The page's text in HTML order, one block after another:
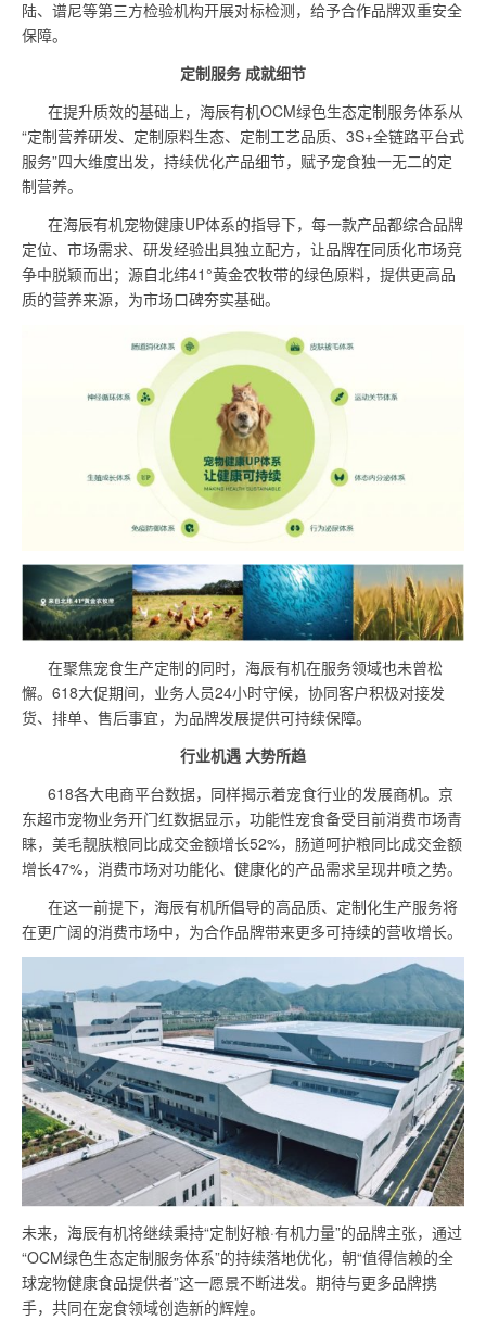
陆、谱尼等第三方检验机构开展对标检测，给予合作品牌双重安全
保障。
定制服务 成就细节
在提升质效的基础上，海辰有机OCM绿色生态定制服务体系从
“定制营养研发、定制原料生态、定制工艺品质、3S+全链路平台式
服务”四大维度出发，持续优化产品细节，赋予宠食独一无二的定
制营养。
在海辰有机宠物健康UP体系的指导下，每一款产品都综合品牌
定位、市场需求、研发经验出具独立配方，让品牌在同质化市场竞
争中脱颖而出；源自北纬41°黄金农牧带的绿色原料，提供更高品
质的营养来源，为市场口碑夯实基础。
在聚焦宠食生产定制的同时，海辰有机在服务领域也未曾松
懈。618大促期间，业务人员24小时守候，协同客户积极对接发
货、排单、售后事宜，为品牌发展提供可持续保障。
行业机遇 大势所趋
618各大电商平台数据，同样揭示着宠食行业的发展商机。京
东超市宠物业务开门红数据显示，功能性宠食备受目前消费市场青
睐，美毛靓肤粮同比成交金额增长52%，肠道呵护粮同比成交金额
增长47%，消费市场对功能化、健康化的产品需求呈现井喷之势。
在这一前提下，海辰有机所倡导的高品质、定制化生产服务将
在更广阔的消费市场中，为合作品牌带来更多可持续的营收增长。
未来，海辰有机将继续秉持“定制好粮·有机力量”的品牌主张，通过
“OCM绿色生态定制服务体系”的持续落地优化，朝“值得信赖的全
球宠物健康食品提供者”这一愿景不断进发。期待与更多品牌携
手，共同在宠食领域创造新的辉煌。